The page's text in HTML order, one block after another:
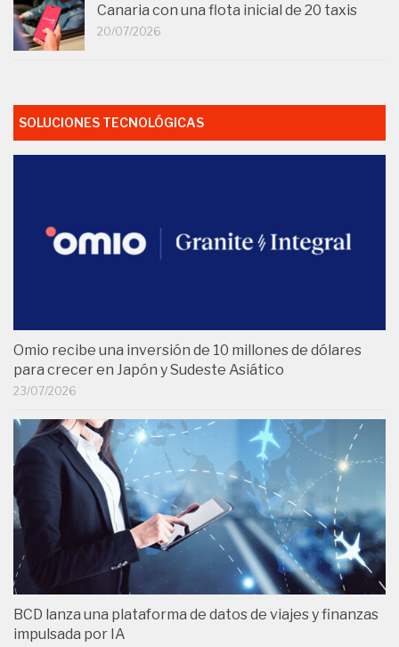
Canaria con una flota inicial de 20 taxis
20/07/2026
SOLUCIONES TECNOLÓGICAS
Omio recibe una inversión de 10 millones de dólares
para crecer en Japón y Sudeste Asiático
23/07/2026
BCD lanza una plataforma de datos de viajes y finanzas
impulsada por IA